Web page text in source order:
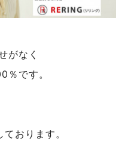
がなく
％です。
おります。